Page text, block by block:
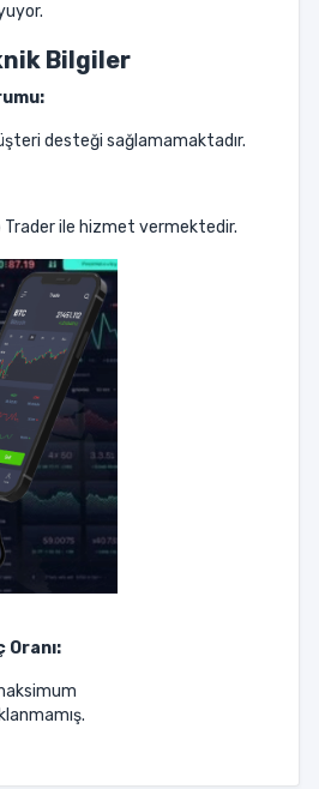
Bilgiler
desteği sağlamamaktadır.
Trader ile hizmet vermektedir.
Oranı: